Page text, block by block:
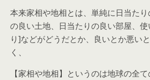
本来家相や地相とは、単純に日当た
の良い土地、日当たりの良い部屋、
り]などがどうだとか、良いとか悪い
く、
【家相や地相】というのは地球の全